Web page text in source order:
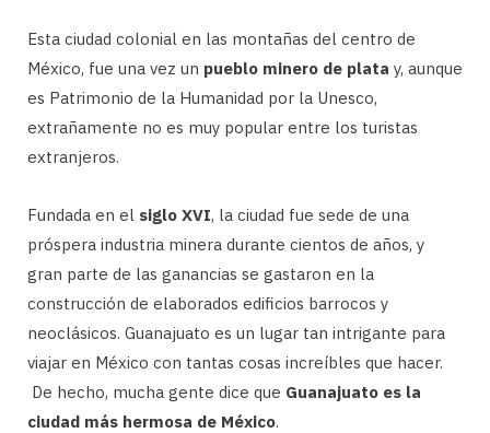
Esta ciudad colonial en las montañas del centro de
México, fue una vez un pueblo minero de plata y, aunque
es Patrimonio de la Humanidad por la Unesco,
extrañamente no es muy popular entre los turistas
extranjeros.
Fundada en el siglo XVI, la ciudad fue sede de una
próspera industria minera durante cientos de años, y
gran parte de las ganancias se gastaron en la
construcción de elaborados edificios barrocos y
neoclásicos. Guanajuato es un lugar tan intrigante para
viajar en México con tantas cosas increíbles que hacer.
De hecho, mucha gente dice que Guanajuato es la
ciudad más hermosa de México.